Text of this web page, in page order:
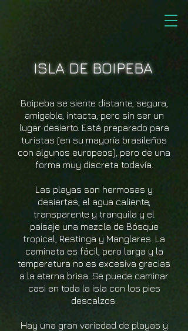
ISLA DE BOIPEBA
Boipeba se siente distante, segura,
amigable, intacta, pero sin ser un
lugar desierto. Está preparado para
turistas (en su mayoría brasileños
con algunos europeos), pero de una
forma muy discreta todavía.
Las playas son hermosas y
desiertas, el agua caliente,
transparente y tranquila y el
paisaje una mezcla de Bósque
tropical, Restinga y Manglares. La
caminata es fácil, pero larga y la
temperatura no es excesiva gracias
a la eterna brisa. Se puede caminar
casi en toda la isla con los pies
descalzos.
Hay una gran variedad de playas y